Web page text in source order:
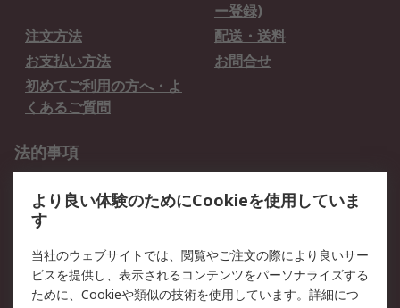
ー登録)
注文方法
配送・送料
お支払い方法
お問合せ
初めてご利用の方へ・よ
くあるご質問
法的事項
クッキーポリシー
RSについて
会社概要
採用情報
より良い体験のためにCookieを使用していま
す
当社のウェブサイトでは、閲覧やご注文の際により良いサー
ビスを提供し、表示されるコンテンツをパーソナライズする
ために、Cookieや類似の技術を使用しています。詳細につ